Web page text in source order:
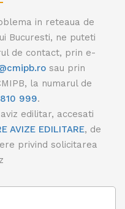
in reteaua de
Bucuresti, ne puteti
de contact, prin e-
sau prin
la numarul de
999.
edilitar, accesati
AVIZE EDILITARE, de
privind solicitarea